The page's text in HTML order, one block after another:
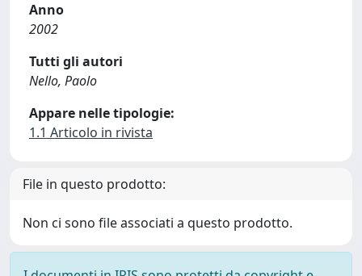
Anno
2002
Tutti gli autori
Nello, Paolo
Appare nelle tipologie:
1.1 Articolo in rivista
File in questo prodotto:
Non ci sono file associati a questo prodotto.